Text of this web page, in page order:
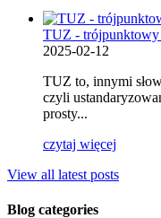
TUZ - trójpunktowy
2025-02-12
TUZ to, innymi
czyli
prosty...
czytaj więcej
View all latest posts
Blog categories